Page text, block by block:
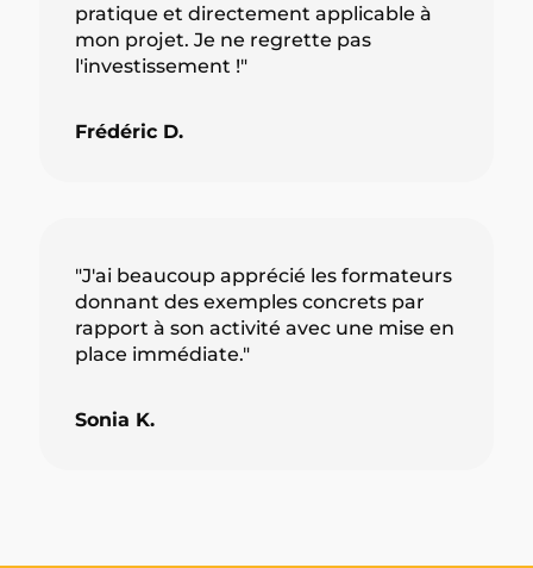
pratique et directement applicable à
mon projet. Je ne regrette pas
l'investissement !"
Frédéric D.
"J'ai beaucoup apprécié les formateurs
donnant des exemples concrets par
rapport à son activité avec une mise en
place immédiate."
Sonia K.